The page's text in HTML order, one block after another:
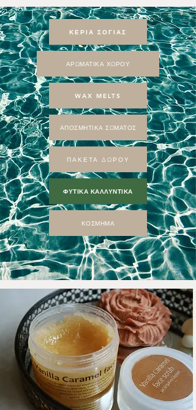
ΚΕΡΙΑ ΣΟΓΙΑΣ
ΑΡΩΜΑΤΙΚΑ ΧΩΡΟΥ
WAX MELTS
ΑΠΟΣΜΗΤΙΚΑ ΣΩΜΑΤΟΣ
ΠΑΚΕΤΑ ΔΩΡΟΥ
ΦΥΤΙΚΑ ΚΑΛΛΥΝΤΙΚΑ
ΚΟΣΜΗΜΑ